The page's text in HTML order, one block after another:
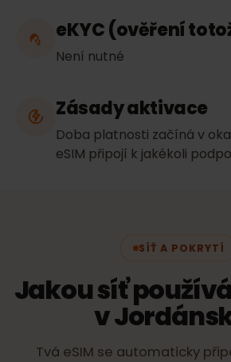
eKYC (ověření
Není nutné
Zásady aktivace
Doba platnosti začíná v
eSIM připojí k jakékoli
SÍŤ A POKRYTÍ
Jakou síť
v
Tvá eSIM se automaticky